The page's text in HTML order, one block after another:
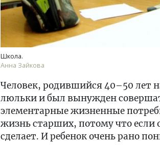
Школа.
Анна Зайкова
Человек, родившийся 40–50 лет
люльки и был вынужден
элементарные жизненные
жизнь старших, потому что если
сделает. И ребенок очень рано